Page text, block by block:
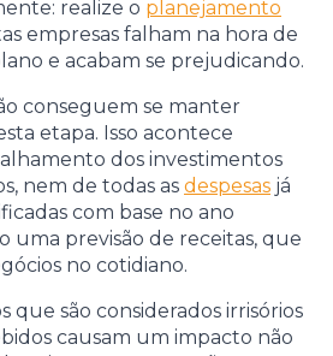
realize o planejamento
empresas falham na hora de
e acabam se prejudicando.
conseguem se manter
etapa. Isso acontece
dos investimentos
nem de todas as despesas já
com base no ano
uma previsão de receitas, que
no cotidiano.
que são considerados irrisórios
causam um impacto não